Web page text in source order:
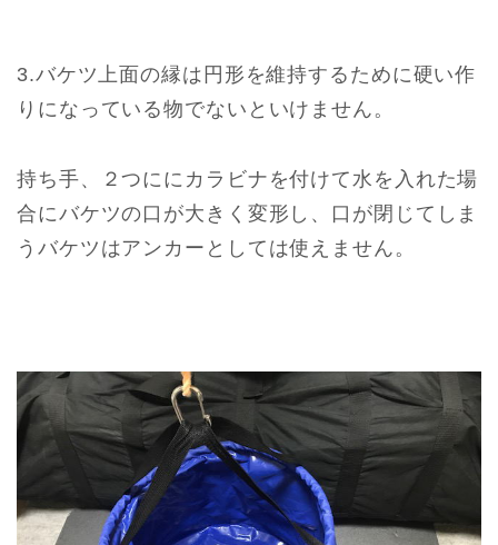
3.バケツ上面の縁は円形を維持するために硬い作
りになっている物でないといけません。
持ち手、２つににカラビナを付けて水を入れた場
合にバケツの口が大きく変形し、口が閉じてしま
うバケツはアンカーとしては使えません。